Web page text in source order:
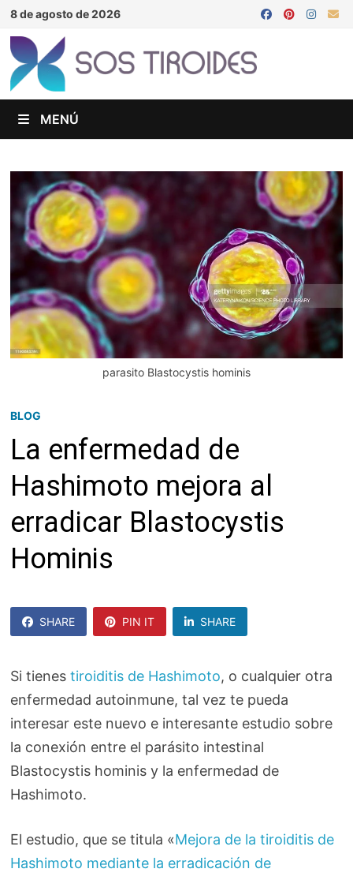
Saltar
contenido
8 de agosto de 2026
MENÚ
parasito Blastocystis hominis
BLOG
La enfermedad de
Hashimoto mejora al
erradicar Blastocystis
Hominis
SHARE PIN IT SHARE
Si tienestiroiditis de Hashimoto, o cualquier otra
enfermedad autoinmune, tal vez te pueda
interesar este nuevo e interesante estudio sobre
la conexión entre el parásito intestinal
Blastocystis hominis y la enfermedad de
Hashimoto.
El estudio, que se titula «Mejora de la tiroiditis de
Hashimoto mediante la erradicación de